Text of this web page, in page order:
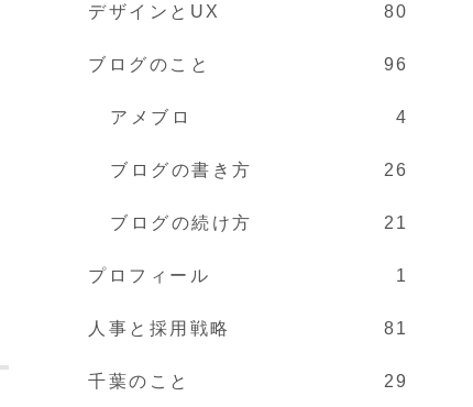
デザインとUX 80
ブログのこと 96
アメブロ 4
ブログの書き方 26
ブログの続け方 21
プロフィール 1
人事と採用戦略 81
千葉のこと 29